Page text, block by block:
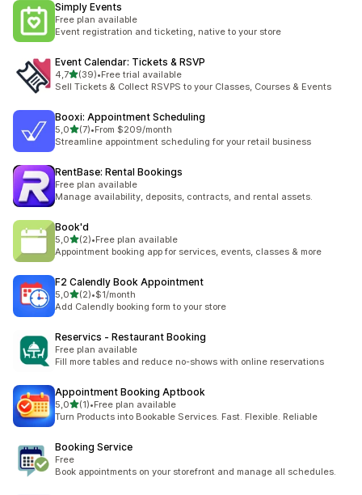
Simply Events
Free plan available
Event registration and ticketing, native to your store
Event Calendar: Tickets & RSVP
4,75 yıldız üzerinden
(39)
toplam 39 değerlendirme
•Free trial available
Sell Tickets & Collect RSVPS to your Classes, Courses & Events
Booxi: Appointment Scheduling
5,05 yıldız üzerinden
(7)
toplam 7 değerlendirme
•From $209/month
Streamline appointment scheduling for your retail business
RentBase: Rental Bookings
Free plan available
Manage availability, deposits, contracts, and rental assets.
Book'd
5,05 yıldız üzerinden
(2)
toplam 2 değerlendirme
•Free plan available
Appointment booking app for services, events, classes & more
F2 Calendly Book Appointment
5,05 yıldız üzerinden
(2)
toplam 2 değerlendirme
•$1/month
Add Calendly booking form to your store
Reservics ‑ Restaurant Booking
Free plan available
Fill more tables and reduce no-shows with online reservations
Appointment Booking Aptbook
5,05 yıldız üzerinden
(1)
toplam 1 değerlendirme
•Free plan available
Turn Products into Bookable Services. Fast. Flexible. Reliable
Booking Service
Free
Book appointments on your storefront and manage all schedules.